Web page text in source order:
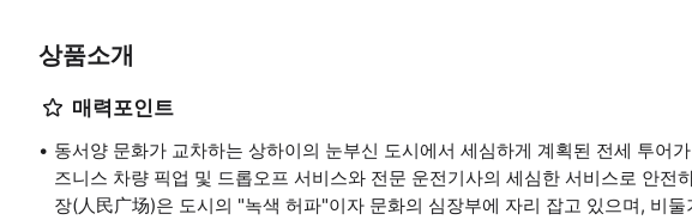
상품소개
매력포인트
동서양 문화가 교차하는 상하이의 눈부신 도시에서 세심하게 계획된 전세 투어
즈니스 차량 픽업 및 드롭오프 서비스와 전문 운전기사의 세심한 서비스로 안전
장(人民广场)은 도시의 "녹색 허파"이자 문화의 심장부에 자리 잡고 있으며, 비